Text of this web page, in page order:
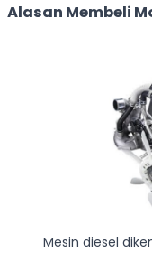
Alasan Membeli
Mesin diesel